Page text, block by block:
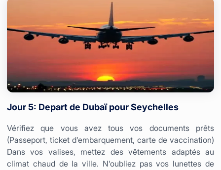
Jour 5: Depart de Dubaï pour Seychelles
Vérifiez que vous avez tous vos documents prêts
(Passeport, ticket d’embarquement, carte de vaccination)
Dans vos valises, mettez des vêtements adaptés au
climat chaud de la ville. N’oubliez pas vos lunettes de